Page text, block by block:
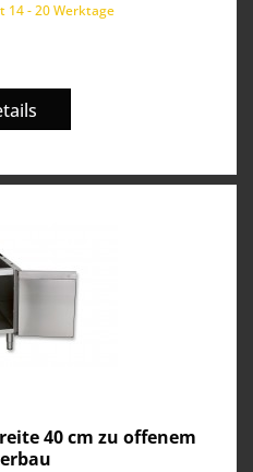
14 - 20 Werktage
40 cm zu offenem